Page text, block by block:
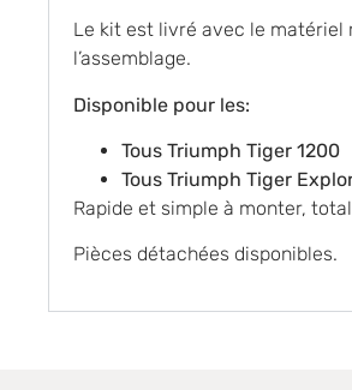
Le kit est livré avec le matériel
l’assemblage.
Disponible pour les:
Tous Triumph Tiger 1200
Tous Triumph Tiger
Rapide et simple à monter,
Pièces détachées disponibles.